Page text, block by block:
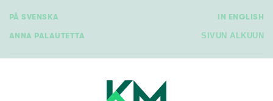
PÅ SVENSKA IN ENGLISH
ANNA PALAUTETTA SIVUN ALKUUN